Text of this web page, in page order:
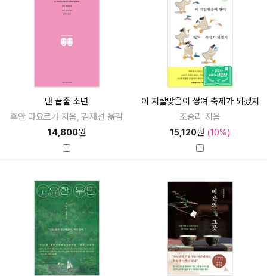
맨 끝줄 소년
후안 마요르가 지음, 김재선 옮김
14,800원
이 지랄맞음이 쌓여 축제가 되겠지
조승리 지음
15,120원 (10%)